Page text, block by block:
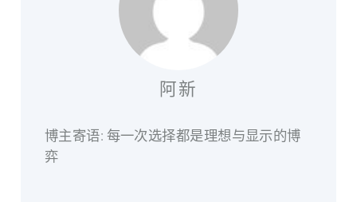
阿新
博主寄语: 每一次选择都是理想与显示的博
弈